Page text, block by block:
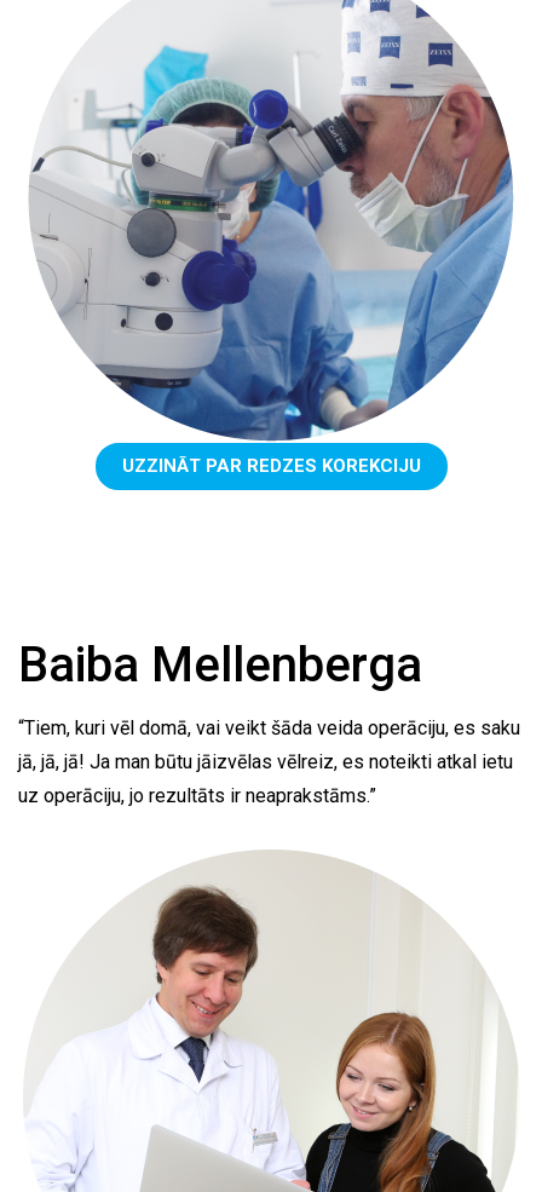
UZZINĀT PAR REDZES KOREKCIJU
Baiba Mellenberga
“Tiem, kuri vēl domā, vai veikt šāda veida operāciju, es saku
jā, jā, jā! Ja man būtu jāizvēlas vēlreiz, es noteikti atkal ietu
uz operāciju, jo rezultāts ir neaprakstāms.”